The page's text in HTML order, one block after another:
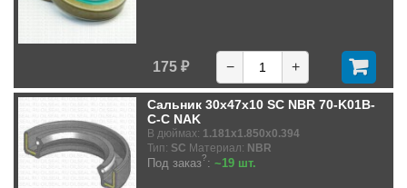
175 ₽ − +
Сальник 30x47x10 SC NBR 70-K01B-
C-C NAK
В дюймах: 1.181x1.850x0.394
Тип: SC Материал: NBR
Под заказ?: ~19 шт.